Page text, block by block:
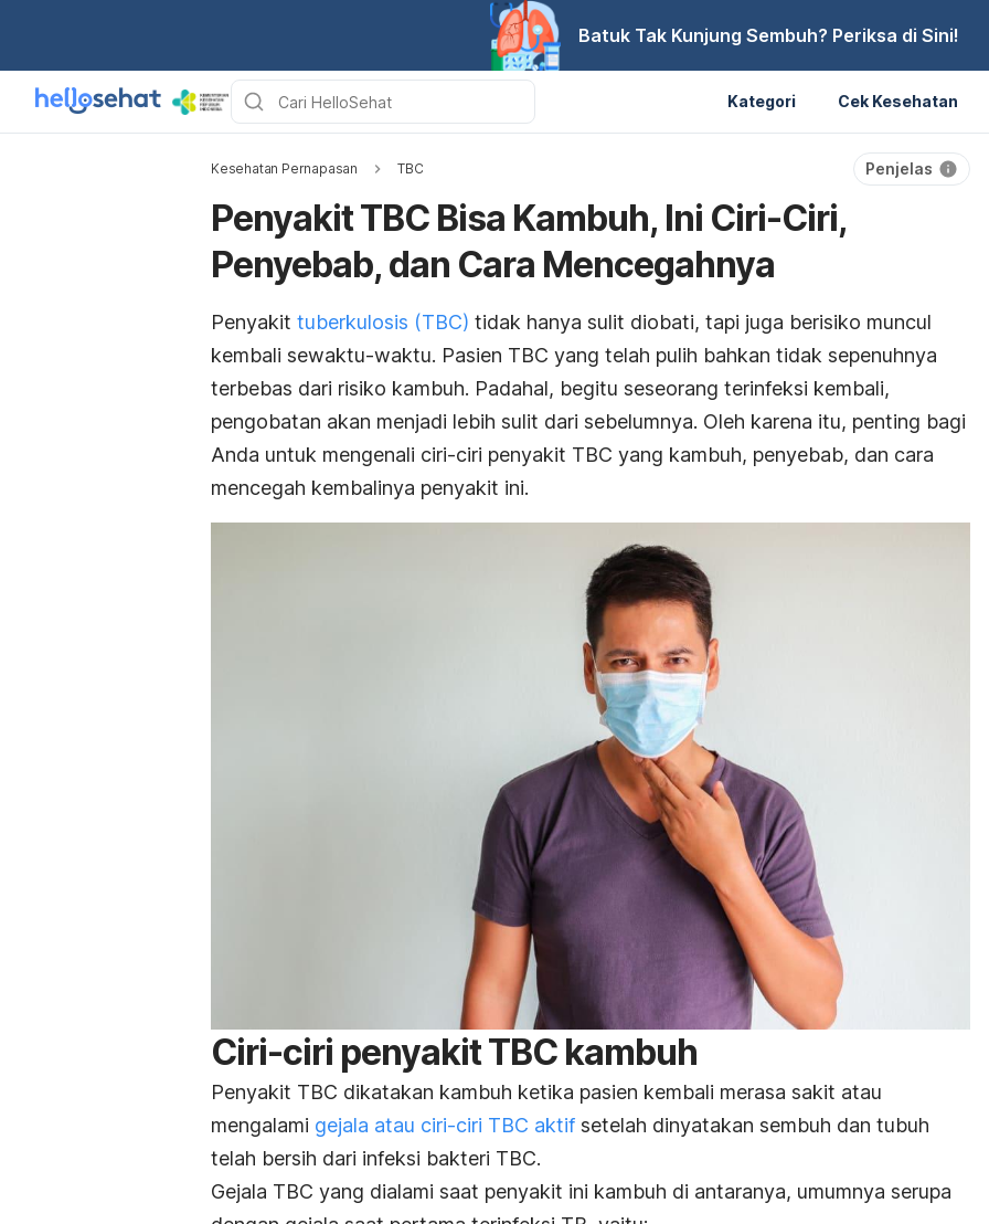
Batuk Tak Kunjung Sembuh? Periksa di Sini!
Kategori Cek Kesehatan
Kesehatan Pernapasan TBC Penjelas
Penyakit TBC Bisa Kambuh, Ini Ciri-Ciri,
Penyebab, dan Cara Mencegahnya
Penyakit tuberkulosis (TBC) tidak hanya sulit diobati, tapi juga berisiko muncul
kembali sewaktu-waktu. Pasien TBC yang telah pulih bahkan tidak sepenuhnya
terbebas dari risiko kambuh. Padahal, begitu seseorang terinfeksi kembali,
pengobatan akan menjadi lebih sulit dari sebelumnya. Oleh karena itu, penting bagi
Anda untuk mengenali ciri-ciri penyakit TBC yang kambuh, penyebab, dan cara
mencegah kembalinya penyakit ini.
Ciri-ciri penyakit TBC kambuh
Penyakit TBC dikatakan kambuh ketika pasien kembali merasa sakit atau
mengalami gejala atau ciri-ciri TBC aktif setelah dinyatakan sembuh dan tubuh
telah bersih dari infeksi bakteri TBC.
Gejala TBC yang dialami saat penyakit ini kambuh di antaranya, umumnya serupa